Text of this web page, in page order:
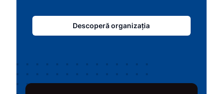
Descoperă organizația